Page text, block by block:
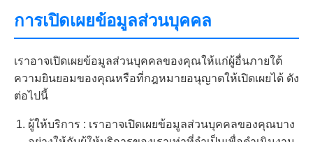
การเปิดเผยข้อมูลส่วนบุคคล
เราอาจเปิดเผยข้อมูลส่วนบุคคลของคุณให้แก่ผู้อื่นภายใต้
ความยินยอมของคุณหรือที่กฎหมายอนุญาตให้เปิดเผยได้ ดัง
ต่อไปนี้
ผู้ให้บริการ : เราอาจเปิดเผยข้อมูลส่วนบุคคลของคุณบาง